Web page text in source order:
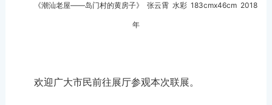
《潮汕老屋——岛门村的黄房子》 张云霄 水彩 183cmx46cm 2018
年
欢迎广大市民前往展厅参观本次联展。